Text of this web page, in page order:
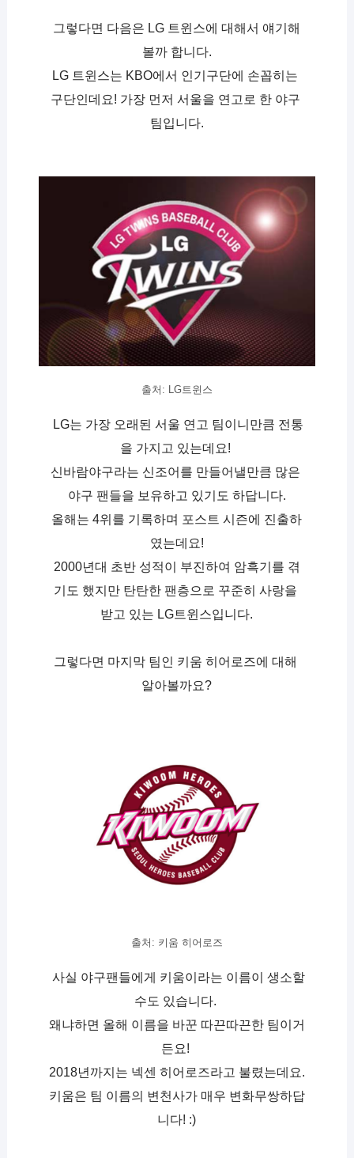
그렇다면 다음은 LG 트윈스에 대해서 얘기해
볼까 합니다.
LG 트윈스는 KBO에서 인기구단에 손꼽히는
구단인데요! 가장 먼저 서울을 연고로 한 야구
팀입니다.
출처: LG트윈스
을 가지고 있는데요!
신바람야구라는 신조어를 만들어낼만큼 많은
야구 팬들을 보유하고 있기도 하답니다.
올해는 4위를 기록하며 포스트 시즌에 진출하
였는데요!
2000년대 초반 성적이 부진하여 암흑기를 겪
기도 했지만 탄탄한 팬층으로 꾸준히 사랑을
받고 있는 LG트윈스입니다.
그렇다면 마지막 팀인 키움 히어로즈에 대해
알아볼까요?
출처: 키움 히어로즈
수도 있습니다.
왜냐하면 올해 이름을 바꾼 따끈따끈한 팀이거
든요!
2018년까지는 넥센 히어로즈라고 불렸는데요.
키움은 팀 이름의 변천사가 매우 변화무쌍하답
니다! :)